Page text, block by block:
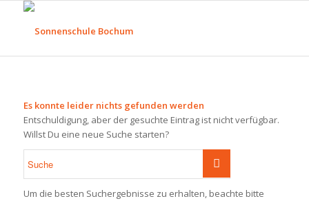
Es konnte leider nichts gefunden werden
Entschuldigung, aber der gesuchte Eintrag ist nicht verfügbar.
Willst Du eine neue Suche starten?
Um die besten Suchergebnisse zu erhalten, beachte bitte